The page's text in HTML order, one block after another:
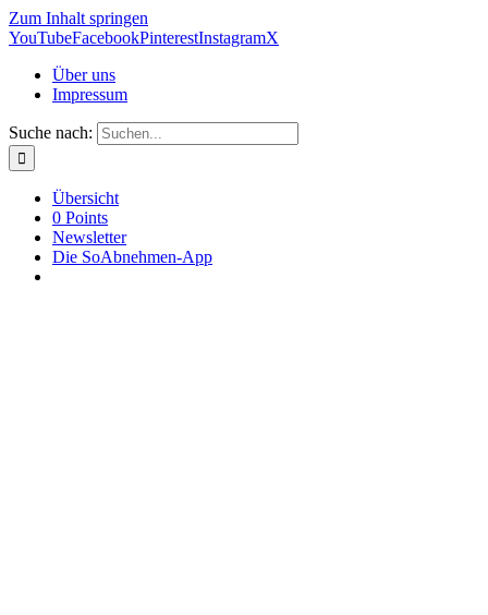
Zum Inhalt springen
YouTubeFacebookPinterestInstagramX
Über uns
Impressum
Suche nach:
Übersicht
0 Points
Newsletter
Die SoAbnehmen-App